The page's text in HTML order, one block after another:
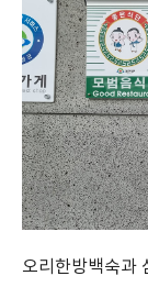
오리한방백숙과